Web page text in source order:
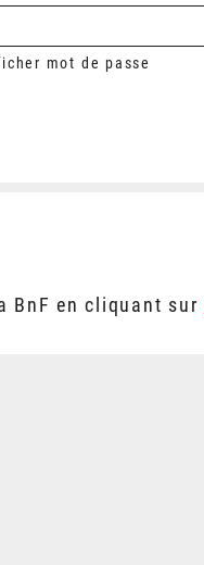
mot de passe
BnF en cliquant sur